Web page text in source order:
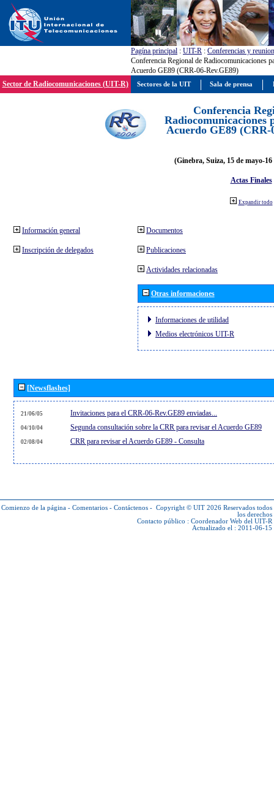
Pagína principal : UIT-R : Conferencias y
Conferencia Regional de Radiocomunicaciones
Acuerdo GE89 (CRR-06-Rev.GE89)
Sector de Radiocomunicaciones (UIT-R)
Conferencia
Radiocomunicaciones
Acuerdo GE89 (CRR-
(Ginebra, Suiza, 15 de mayo-
Actas Finales
Expandir todo
Información general
Inscripción de delegados
Documentos
Publicaciones
Actividades relacionadas
Otras informaciones
Informaciones de utilidad
Medios electrónicos UIT-R
[Newsflashes]
21/06/05 Invitaciones para el CRR-06-Rev.GE89 enviadas...
04/10/04 Segunda consultación sobre la CRR para revisar el Acuerdo GE89
02/08/04 CRR para revisar el Acuerdo GE89 - Consulta
Comienzo de la página - Comentarios - Contáctenos - Copyright © UIT 2026 Reservados todos
los derechos
Contacto público : Coordenador Web del UIT-R
Actualizado el : 2011-06-15
Sectores de la UIT Sala de prensa